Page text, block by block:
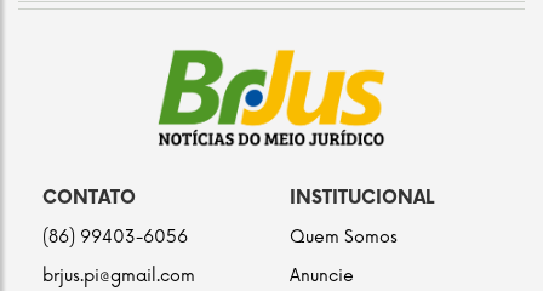
CONTATO
(86) 99403-6056
brjus.pi@gmail.com
INSTITUCIONAL
Quem Somos
Anuncie